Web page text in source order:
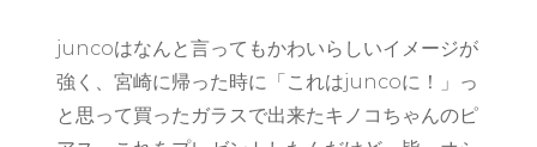
juncoはなんと言ってもかわいらしいイメージが
強く、宮崎に帰った時に「これはjuncoに！」っ
と思って買ったガラスで出来たキノコちゃんのピ